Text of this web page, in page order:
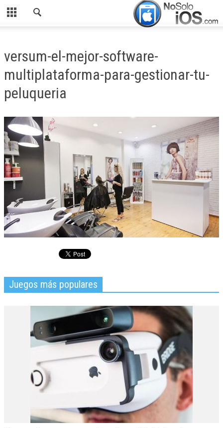
CERRAR
ACTUALIDAD
APLICACIONES
MANUALES
versum-el-mejor-software-
multiplataforma-para-gestionar-tu-
peluqueria
Juegos más populares